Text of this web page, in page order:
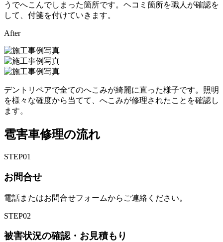
うでへこんでしまった箇所です。ヘコミ箇所を職人が確認を
して、付箋を付けていきます。
After
デントリペアで全てのへこみが綺麗に直った様子です。照明
を様々な確度から当てて、へこみが修理されたことを確認し
ます。
雹害車修理の流れ
STEP01
お問合せ
電話またはお問合せフォームからご連絡ください。
STEP02
被害状況の確認・お見積もり